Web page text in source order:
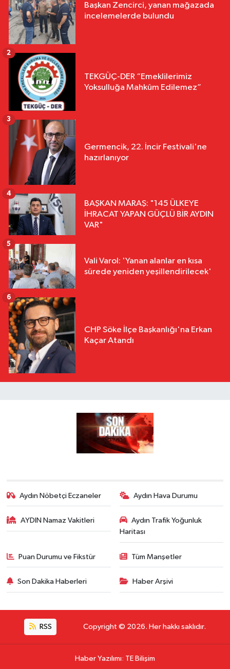
Başkan Zencirci, yanan mağazada
incelemelerde bulundu
TEKGÜÇ-DER “Emeklilerimiz
Yoksulluğa Mahkûm Edilemez”
2
Germencik, 22. İncir Festivali'ne
hazırlanıyor
3
BAŞKAN MARAŞ: "145 ÜLKEYE
İHRACAT YAPAN GÜÇLÜ BİR AYDIN
VAR"
4
Vali Varol: 'Yanan alanlar en kısa
sürede yeniden yeşillendirilecek'
5
CHP Söke İlçe Başkanlığı'na Erkan
Kaçar Atandı
6
Aydın Nöbetçi Eczaneler Aydın Hava Durumu
AYDIN Namaz Vakitleri
Aydın Trafik Yoğunluk
Haritası
Puan Durumu ve Fikstür Tüm Manşetler
Son Dakika Haberleri Haber Arşivi
RSS Copyright © 2026. Her hakkı saklıdır.
Haber Yazılımı: TE Bilişim